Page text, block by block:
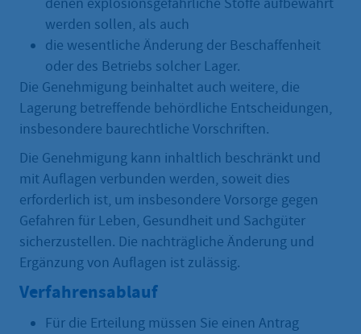
denen explosionsgefährliche Stoffe aufbewahrt
werden sollen, als auch
die wesentliche Änderung der Beschaffenheit
oder des Betriebs solcher Lager.
Die Genehmigung beinhaltet auch weitere, die
Lagerung betreffende behördliche Entscheidungen,
insbesondere baurechtliche Vorschriften.
Die Genehmigung kann inhaltlich beschränkt und
mit Auflagen verbunden werden, soweit dies
erforderlich ist, um insbesondere Vorsorge gegen
Gefahren für Leben, Gesundheit und Sachgüter
sicherzustellen. Die nachträgliche Änderung und
Ergänzung von Auflagen ist zulässig.
Verfahrensablauf
Für die Erteilung müssen Sie einen Antrag